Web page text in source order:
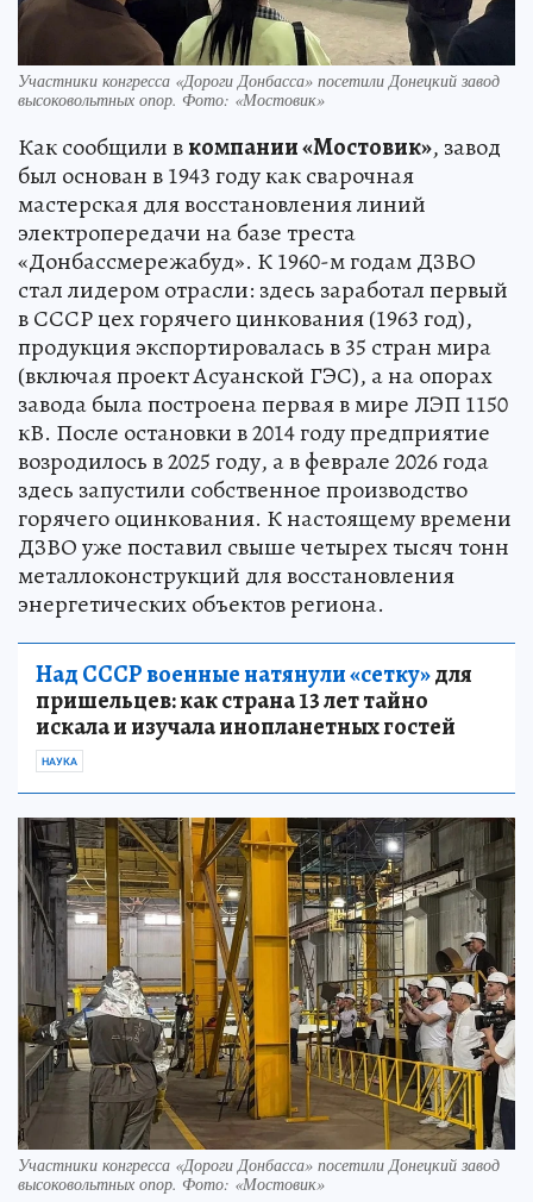
Участники конгресса «Дороги Донбасса» посетили Донецкий завод
высоковольтных опор. Фото: «Мостовик»
Как сообщили вкомпании «Мостовик», завод
был основан в 1943 году как сварочная
мастерская для восстановления линий
электропередачи на базе треста
«Донбассмережабуд». К 1960-м годам ДЗВО
стал лидером отрасли: здесь заработал первый
в СССР цех горячего цинкования (1963 год),
продукция экспортировалась в 35 стран мира
(включая проект Асуанской ГЭС), а на опорах
завода была построена первая в мире ЛЭП 1150
кВ. После остановки в 2014 году предприятие
возродилось в 2025 году, а в феврале 2026 года
здесь запустили собственное производство
горячего оцинкования. К настоящему времени
ДЗВО уже поставил свыше четырех тысяч тонн
металлоконструкций для восстановления
энергетических объектов региона.
Над СССР военные натянули «сетку»для
пришельцев: как страна 13 лет тайно
искала и изучала инопланетных гостей
НАУКА
Участники конгресса «Дороги Донбасса» посетили Донецкий завод
высоковольтных опор. Фото: «Мостовик»